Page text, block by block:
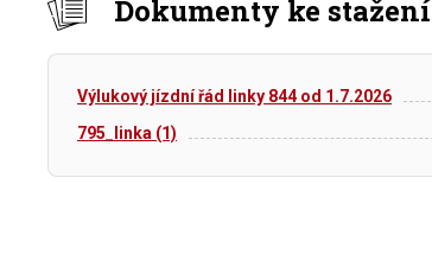
Dokumenty ke stažení
Výlukový jízdní řád linky 844 od 1.7.2026
795_linka (1)